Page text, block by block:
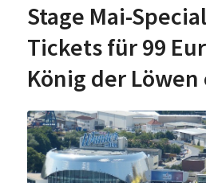
Stage Mai-
Tickets für 99
König der